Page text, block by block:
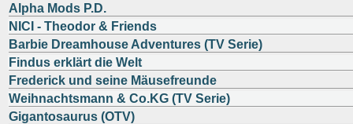
Alpha Mods P.D.
NICI - Theodor & Friends
Barbie Dreamhouse Adventures (TV Serie)
Findus erklärt die Welt
Frederick und seine Mäusefreunde
Weihnachtsmann & Co.KG (TV Serie)
Gigantosaurus (OTV)